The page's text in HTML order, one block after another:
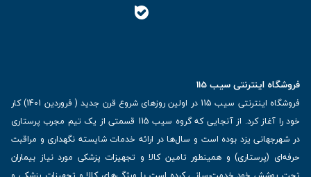
فروشگاه اینترنتی سیب 115
فروشگاه اینترنتی سیب 115 در اولین روزهای شروع قرن جدید ( فروردین 1401) کار
خود را آغاز کرد. از آنجایی که گروه سیب 115 قسمتی از یک تیم مجرب پرستاری
در شهرجهانی یزد بوده است و سال‌ها در ارائه خدمات شایسته نگهداری و مراقبت
حرفه‌ای (پرستاری) و همینطور تامین کالا و تجهیزات پزشکی مورد نیاز بیماران